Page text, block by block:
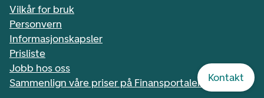
Kontakt
Vilkår for bruk
Personvern
Informasjonskapsler
Prisliste
Jobb hos oss
Sammenlign våre priser på Finansportalen.no